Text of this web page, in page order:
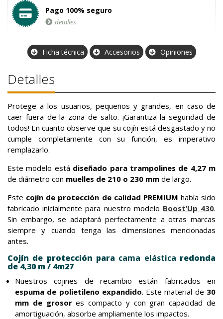
Pago 100% seguro
detalles
Ficha técnica Accesorios Opiniones
Detalles
Protege a los usuarios, pequeños y grandes, en caso de
caer fuera de la zona de salto. ¡Garantiza la seguridad de
todos! En cuanto observe que su cojín está desgastado y no
cumple completamente con su función, es imperativo
remplazarlo.
Este modelo está diseñado para trampolines de 4,27 m
de diámetro con muelles de 210 o 230 mm de largo.
Este cojín de protección de calidad PREMIUM había sido
fabricado inicialmente para nuestro modelo Boost’Up 430.
Sin embargo, se adaptará perfectamente a otras marcas
siempre y cuando tenga las dimensiones mencionadas
antes.
Cojín de protección para cama elástica redonda
de 4,30 m / 4m27
Nuestros cojines de recambio están fabricados en
espuma de polietileno expandido. Este material de 30
mm de grosores compacto y con gran capacidad de
amortiguación, absorbe ampliamente los impactos.